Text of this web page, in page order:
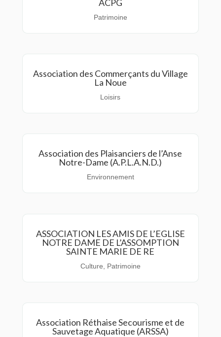
ACPG
Patrimoine
Association des Commerçants du Village
La Noue
Loisirs
Association des Plaisanciers de l’Anse
Notre-Dame (A.P.L.A.N.D.)
Environnement
ASSOCIATION LES AMIS DE L’EGLISE
NOTRE DAME DE L’ASSOMPTION
SAINTE MARIE DE RE
Culture Patrimoine
Association Réthaise Secourisme et de
Sauvetage Aquatique (ARSSA)